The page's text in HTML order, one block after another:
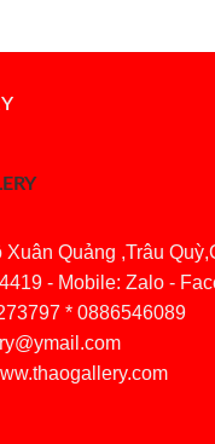
Quảng ,Trâu
- Mobile: Zalo -
* 0886546089